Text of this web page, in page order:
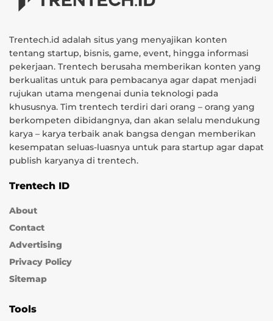
Trentech.id adalah situs yang menyajikan konten
tentang startup, bisnis, game, event, hingga informasi
pekerjaan. Trentech berusaha memberikan konten yang
berkualitas untuk para pembacanya agar dapat menjadi
rujukan utama mengenai dunia teknologi pada
khususnya. Tim trentech terdiri dari orang – orang yang
berkompeten dibidangnya, dan akan selalu mendukung
karya – karya terbaik anak bangsa dengan memberikan
kesempatan seluas-luasnya untuk para startup agar dapat
publish karyanya di trentech.
Trentech ID
About
Contact
Advertising
Privacy Policy
Sitemap
Tools